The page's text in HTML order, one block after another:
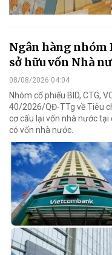
Ngân hàng nhóm
sở hữu vốn Nhà
08/08/2026 04:04
Nhóm cổ phiếu BID, CTG,
40/2026/QĐ-TTg về Tiêu
cơ cấu lại vốn nhà nước
có vốn nhà nước.